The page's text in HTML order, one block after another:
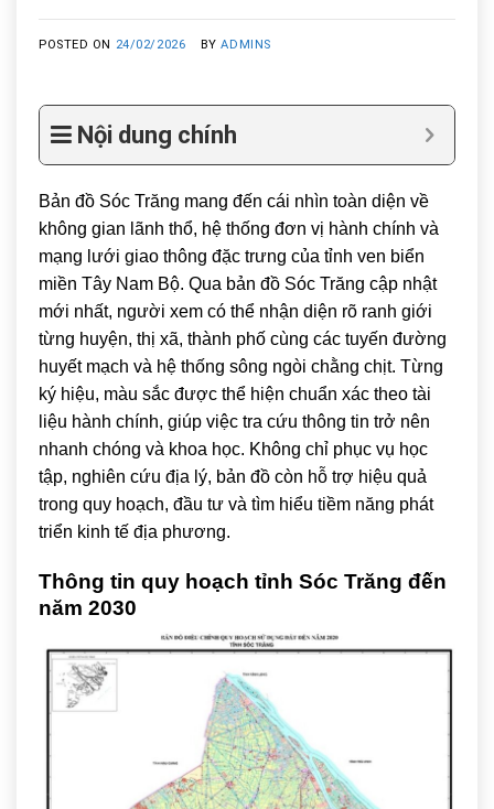
POSTED ON 24/02/2026 BYADMINS
Nội dung chính
Bản đồ Sóc Trăng mang đến cái nhìn toàn diện về
không gian lãnh thổ, hệ thống đơn vị hành chính và
mạng lưới giao thông đặc trưng của tỉnh ven biển
miền Tây Nam Bộ. Qua bản đồ Sóc Trăng cập nhật
mới nhất, người xem có thể nhận diện rõ ranh giới
từng huyện, thị xã, thành phố cùng các tuyến đường
huyết mạch và hệ thống sông ngòi chằng chịt. Từng
ký hiệu, màu sắc được thể hiện chuẩn xác theo tài
liệu hành chính, giúp việc tra cứu thông tin trở nên
nhanh chóng và khoa học. Không chỉ phục vụ học
tập, nghiên cứu địa lý, bản đồ còn hỗ trợ hiệu quả
trong quy hoạch, đầu tư và tìm hiểu tiềm năng phát
triển kinh tế địa phương.
Thông tin quy hoạch tỉnh Sóc Trăng đến
năm 2030